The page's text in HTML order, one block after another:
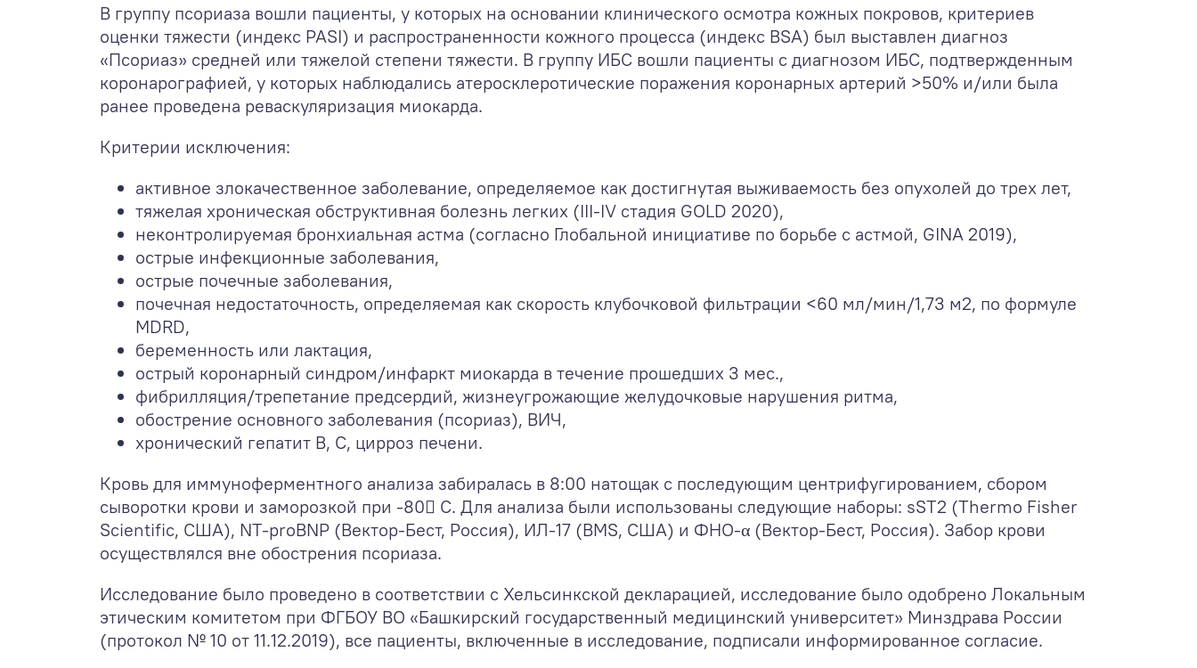
В группу псориаза вошли пациенты, у которых на основании клинического осмотра кожных покровов, критериев
оценки тяжести (индекс PASI) и распространенности кожного процесса (индекс BSA) был выставлен диагноз
«Псориаз» средней или тяжелой степени тяжести. В группу ИБС вошли пациенты с диагнозом ИБС, подтвержденным
коронарографией, у которых наблюдались атеросклеротические поражения коронарных артерий >50% и/или была
ранее проведена реваскуляризация миокарда.
Критерии исключения:
активное злокачественное заболевание, определяемое как достигнутая выживаемость без опухолей до трех лет,
тяжелая хроническая обструктивная болезнь легких (III-IV стадия GOLD 2020),
неконтролируемая бронхиальная астма (согласно Глобальной инициативе по борьбе с астмой, GINA 2019),
острые инфекционные заболевания,
острые почечные заболевания,
почечная недостаточность, определяемая как скорость клубочковой фильтрации <60 мл/мин/1,73 м2, по формуле
MDRD,
беременность или лактация,
острый коронарный синдром/инфаркт миокарда в течение прошедших 3 мес.,
фибрилляция/трепетание предсердий, жизнеугрожающие желудочковые нарушения ритма,
обострение основного заболевания (псориаз), ВИЧ,
хронический гепатит В, С, цирроз печени.
Кровь для иммуноферментного анализа забиралась в 8:00 натощак с последующим центрифугированием, сбором
сыворотки крови и заморозкой при -80 С. Для анализа были использованы следующие наборы: sST2 (Thermo Fisher
Scientific, США), NT-proBNP (Вектор-Бест, Россия), ИЛ-17 (BMS, США) и ФНО-α (Вектор-Бест, Россия). Забор крови
осуществлялся вне обострения псориаза.
Исследование было проведено в соответствии с Хельсинкской декларацией, исследование было одобрено Локальным
этическим комитетом при ФГБОУ ВО «Башкирский государственный медицинский университет» Минздрава России
(протокол № 10 от 11.12.2019), все пациенты, включенные в исследование, подписали информированное согласие.